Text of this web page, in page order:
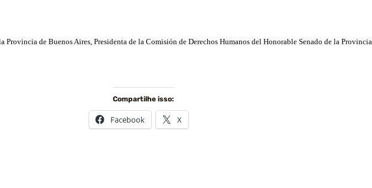
Provincia de Buenos Aires, Presidenta dela Comisión de Derechos Humanos del Honorable Senado dela Provincia
Compartilhe isso:
Facebook X